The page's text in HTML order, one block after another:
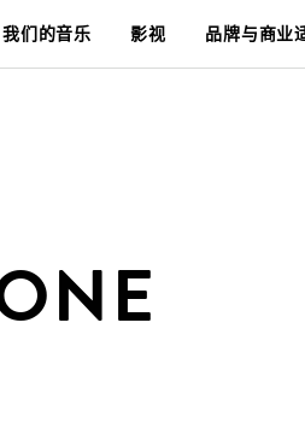
我们的音乐 影视 品牌与商业